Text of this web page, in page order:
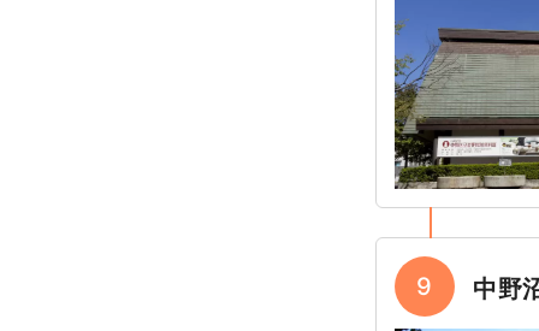
9 中野